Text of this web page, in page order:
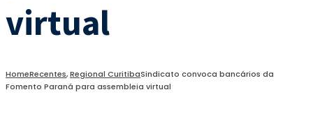
virtual
HomeRecentes,Regional CuritibaSindicato convoca bancários da
Fomento Paraná para assembleia virtual